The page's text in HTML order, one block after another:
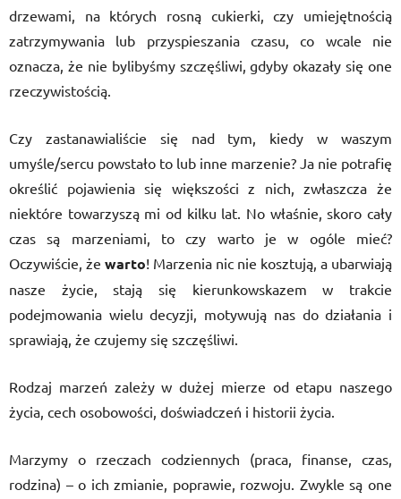
drzewami, na których rosną cukierki, czy umiejętnością
zatrzymywania lub przyspieszania czasu, co wcale nie
oznacza, że nie bylibyśmy szczęśliwi, gdyby okazały się one
rzeczywistością.
Czy zastanawialiście się nad tym, kiedy w waszym
umyśle/sercu powstało to lub inne marzenie? Ja nie potrafię
określić pojawienia się większości z nich, zwłaszcza że
niektóre towarzyszą mi od kilku lat. No właśnie, skoro cały
czas są marzeniami, to czy warto je w ogóle mieć?
Oczywiście, że warto! Marzenia nic nie kosztują, a ubarwiają
nasze życie, stają się kierunkowskazem w trakcie
podejmowania wielu decyzji, motywują nas do działania i
sprawiają, że czujemy się szczęśliwi.
Rodzaj marzeń zależy w dużej mierze od etapu naszego
życia, cech osobowości, doświadczeń i historii życia.
Marzymy o rzeczach codziennych (praca, finanse, czas,
rodzina) – o ich zmianie, poprawie, rozwoju. Zwykle są one